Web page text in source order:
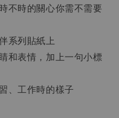
不時的關心你需不需要
系列貼紙上
和表情，加上一句小標
、工作時的樣子